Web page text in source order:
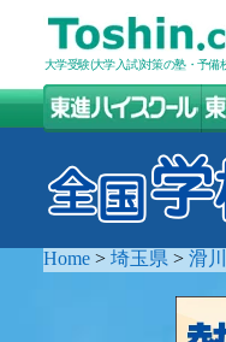
大学受験(大学入試)対策の塾・予備
Home > 埼玉県 > 滑